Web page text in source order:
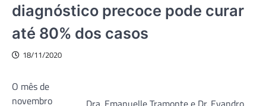
diagnóstico precoce pode curar
até 80% dos casos
18/11/2020
O mês de
novembro